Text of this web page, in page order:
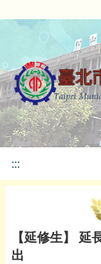
:::
【延修生】
出